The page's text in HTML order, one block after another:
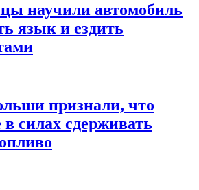
научили автомобиль
язык и ездить
признали, что
силах сдерживать